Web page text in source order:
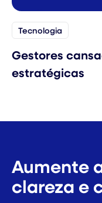
Tecnologia
Gestores
estratégicas
Aumente
clareza e